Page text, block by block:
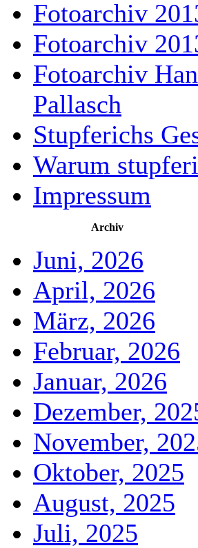
Fotoarchiv
Fotoarchiv
Fotoarchiv
Pallasch
Stupferichs
Warum
Impressum
Archiv
Juni, 2026
April, 2026
März, 2026
Februar, 2026
Januar, 2026
Dezember,
November,
Oktober, 2025
August, 2025
Juli, 2025